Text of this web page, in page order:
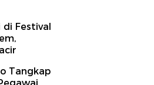
di Festival
Tangkap